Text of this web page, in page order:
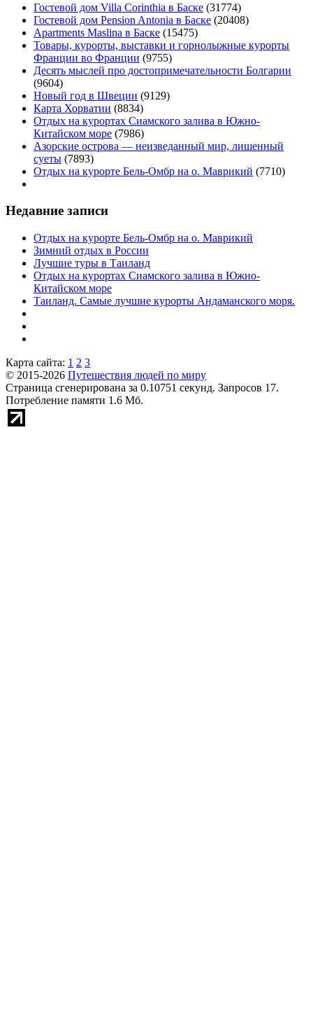
Гостевой дом Villa Corinthia в Баске (31774)
Гостевой дом Pension Antonia в Баске (20408)
Apartments Maslina в Баске (15475)
Товары, курорты, выставки и горнолыжные курорты
Франции во Франции (9755)
Десять мыслей про достопримечательности Болгарии
(9604)
Новый год в Швеции (9129)
Карта Хорватии (8834)
Отдых на курортах Сиамского залива в Южно-
Китайском море (7986)
Азорские острова — неизведанный мир, лишенный
суеты (7893)
Отдых на курорте Бель-Омбр на о. Маврикий (7710)
Недавние записи
Отдых на курорте Бель-Омбр на о. Маврикий
Зимний отдых в России
Лучшие туры в Таиланд
Отдых на курортах Сиамского залива в Южно-
Китайском море
Таиланд. Самые лучшие курорты Андаманского моря.
Карта сайта: 1 2 3
© 2015-2026 Путешествия людей по миру
Страница сгенерирована за 0.10751 секунд. Запросов 17.
Потребление памяти 1.6 Мб.